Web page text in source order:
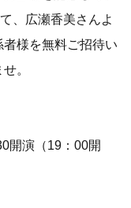
、広瀬香美さんよ
様を無料ご招待い
。
開演（19：00開